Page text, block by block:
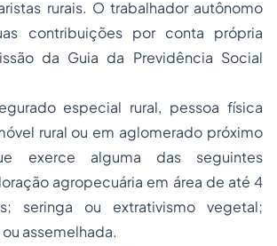
rurais. O trabalhador autônomo
contribuições por conta própria
da Guia da Previdência Social
especial rural, pessoa física
rural ou em aglomerado próximo
exerce alguma das seguintes
agropecuária em área de até 4
seringa ou extrativismo vegetal;
assemelhada.